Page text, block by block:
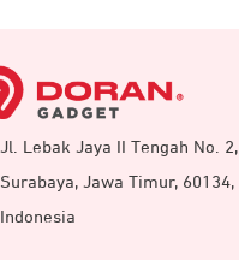
Jl. Lebak Jaya II Tengah No. 2,
Surabaya, Jawa Timur, 60134,
Indonesia